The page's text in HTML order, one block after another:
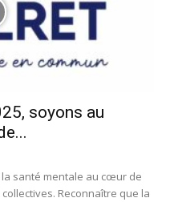
soyons au
la santé mentale au cœur de
Reconnaître que la